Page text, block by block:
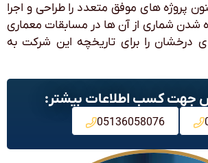
پروژه های موفق متعدد را طراحی و اجرا
شدن شماری از آن ها در مسابقات معماری
ای درخشان را برای تاریخچه این شرکت به
جهت کسب اطلاعات بیشتر:
05136058076